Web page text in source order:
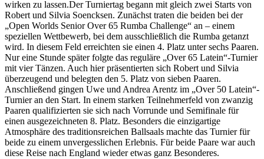
wirken zu lassen.Der Turniertag begann mit gleich zwei Starts von
Robert und Silvia Soencksen. Zunächst traten die beiden bei der
„Open Worlds Senior Over 65 Rumba Challenge“ an – einem
speziellen Wettbewerb, bei dem ausschließlich die Rumba getanzt
wird. In diesem Feld erreichten sie einen 4. Platz unter sechs Paaren.
Nur eine Stunde später folgte das reguläre „Over 65 Latein“-Turnier
mit vier Tänzen. Auch hier präsentierten sich Robert und Silvia
überzeugend und belegten den 5. Platz von sieben Paaren.
Anschließend gingen Uwe und Andrea Arentz im „Over 50 Latein“-
Turnier an den Start. In einem starken Teilnehmerfeld von zwanzig
Paaren qualifizierten sie sich nach Vorrunde und Semifinale für
einen ausgezeichneten 8. Platz. Besonders die einzigartige
Atmosphäre des traditionsreichen Ballsaals machte das Turnier für
beide zu einem unvergesslichen Erlebnis. Für beide Paare war auch
diese Reise nach England wieder etwas ganz Besonderes.